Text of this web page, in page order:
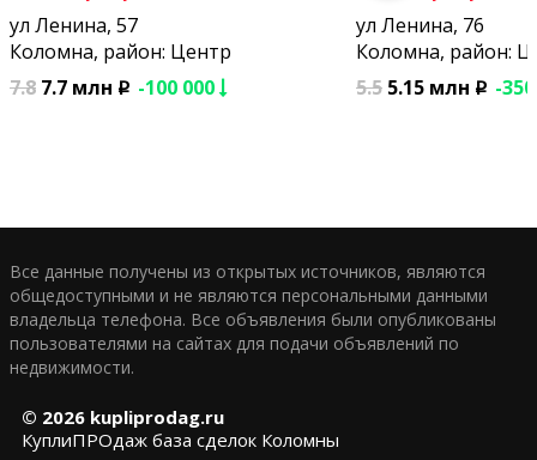
ул Ленина, 57
Коломна, район: Центр
7.8 7.7 млн p -100 000
ул Ленина, 76
Коломна, район:
5.5 5.15 млн p -
Все данные получены из открытых источников, являются
общедоступными и не являются персональными данными
владельца телефона. Все объявления были опубликованы
пользователями на сайтах для подачи объявлений по
недвижимости.
© 2026 kupliprodag.ru
КуплиПРОдаж база сделок Коломны